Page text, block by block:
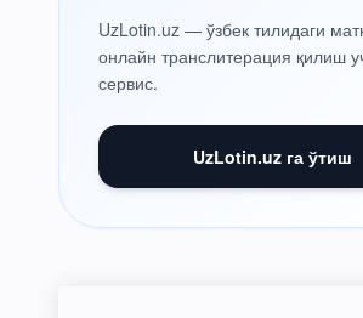
UzLotin.uz — ўзбек тилидаги
онлайн транслитерация қилиш
сервис.
UzLotin.uz га ўтиш